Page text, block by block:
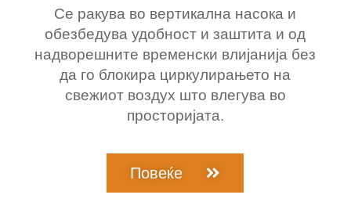
Се ракува во вертикална насока и
обезбедува удобност и заштита и од
надворешните временски влијанија без
да го блокира циркулирањето на
свежиот воздух што влегува во
просторијата.
Повеќе